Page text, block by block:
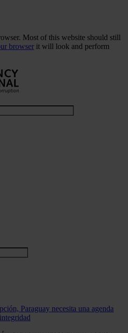
Most of this website should still
browser it will look and perform
Paraguay necesita una agenda